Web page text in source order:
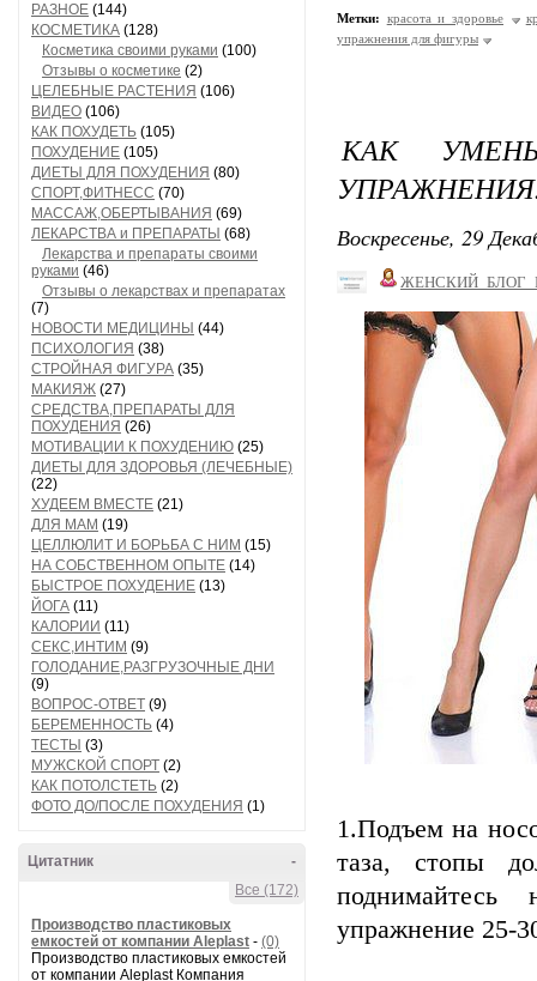
РАЗНОЕ (144)
КОСМЕТИКА (128)
Косметика своими руками (100)
Отзывы о косметике (2)
ЦЕЛЕБНЫЕ РАСТЕНИЯ (106)
ВИДЕО (106)
КАК ПОХУДЕТЬ (105)
ПОХУДЕНИЕ (105)
ДИЕТЫ ДЛЯ ПОХУДЕНИЯ (80)
СПОРТ,ФИТНЕСС (70)
МАССАЖ,ОБЕРТЫВАНИЯ (69)
ЛЕКАРСТВА и ПРЕПАРАТЫ (68)
Лекарства и препараты своими
руками (46)
Отзывы о лекарствах и препаратах
(7)
НОВОСТИ МЕДИЦИНЫ (44)
ПСИХОЛОГИЯ (38)
СТРОЙНАЯ ФИГУРА (35)
МАКИЯЖ (27)
СРЕДСТВА,ПРЕПАРАТЫ ДЛЯ
ПОХУДЕНИЯ (26)
МОТИВАЦИИ К ПОХУДЕНИЮ (25)
ДИЕТЫ ДЛЯ ЗДОРОВЬЯ (ЛЕЧЕБНЫЕ)
(22)
ХУДЕЕМ ВМЕСТЕ (21)
ДЛЯ МАМ (19)
ЦЕЛЛЮЛИТ И БОРЬБА С НИМ (15)
НА СОБСТВЕННОМ ОПЫТЕ (14)
БЫСТРОЕ ПОХУДЕНИЕ (13)
ЙОГА (11)
КАЛОРИИ (11)
СЕКС,ИНТИМ (9)
ГОЛОДАНИЕ,РАЗГРУЗОЧНЫЕ ДНИ
(9)
ВОПРОС-ОТВЕТ (9)
БЕРЕМЕННОСТЬ (4)
ТЕСТЫ (3)
МУЖСКОЙ СПОРТ (2)
КАК ПОТОЛСТЕТЬ (2)
ФОТО ДО/ПОСЛЕ ПОХУДЕНИЯ (1)
-
Цитатник
Все (172)
Производство пластиковых
емкостей от компании Aleplast - (0)
Производство пластиковых емкостей
от компании Aleplast Компания
Метки: красота и здоровье
упражнения для фигуры
КАК
Воскресенье, 29
1.Подъем на
таза, стопы
упражнение 25-